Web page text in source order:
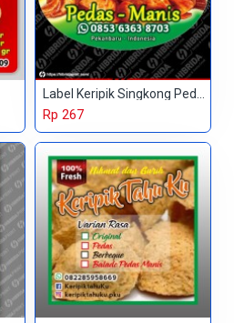
Label Keripik Singkong Pedas Manis
Rp 267